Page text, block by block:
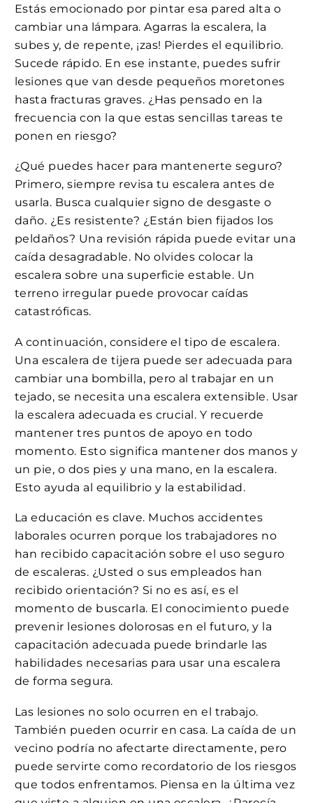
Estás emocionado por pintar esa pared alta o
cambiar una lámpara. Agarras la escalera, la
subes y, de repente, ¡zas! Pierdes el equilibrio.
Sucede rápido. En ese instante, puedes sufrir
lesiones que van desde pequeños moretones
hasta fracturas graves. ¿Has pensado en la
frecuencia con la que estas sencillas tareas te
ponen en riesgo?
¿Qué puedes hacer para mantenerte seguro?
Primero, siempre revisa tu escalera antes de
usarla. Busca cualquier signo de desgaste o
daño. ¿Es resistente? ¿Están bien fijados los
peldaños? Una revisión rápida puede evitar una
caída desagradable. No olvides colocar la
escalera sobre una superficie estable. Un
terreno irregular puede provocar caídas
catastróficas.
A continuación, considere el tipo de escalera.
Una escalera de tijera puede ser adecuada para
cambiar una bombilla, pero al trabajar en un
tejado, se necesita una escalera extensible. Usar
la escalera adecuada es crucial. Y recuerde
mantener tres puntos de apoyo en todo
momento. Esto significa mantener dos manos y
un pie, o dos pies y una mano, en la escalera.
Esto ayuda al equilibrio y la estabilidad.
La educación es clave. Muchos accidentes
laborales ocurren porque los trabajadores no
han recibido capacitación sobre el uso seguro
de escaleras. ¿Usted o sus empleados han
recibido orientación? Si no es así, es el
momento de buscarla. El conocimiento puede
prevenir lesiones dolorosas en el futuro, y la
capacitación adecuada puede brindarle las
habilidades necesarias para usar una escalera
de forma segura.
Las lesiones no solo ocurren en el trabajo.
También pueden ocurrir en casa. La caída de un
vecino podría no afectarte directamente, pero
puede servirte como recordatorio de los riesgos
que todos enfrentamos. Piensa en la última vez